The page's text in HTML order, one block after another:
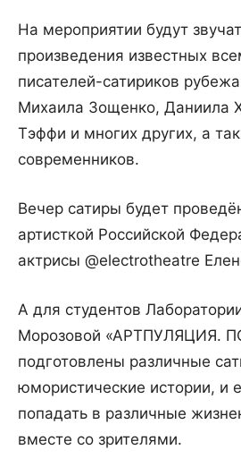
На мероприятии будут
произведения известных
писателей-сатириков
Михаила Зощенко, Даниила
Тэффи и многих других, а
современников.
Вечер сатиры будет
артисткой Российской
актрисы @electrotheatre
А для студентов
Морозовой «АРТПУЛЯЦИЯ.
подготовлены различные
юмористические истории, и
попадать в различные
вместе со зрителями.